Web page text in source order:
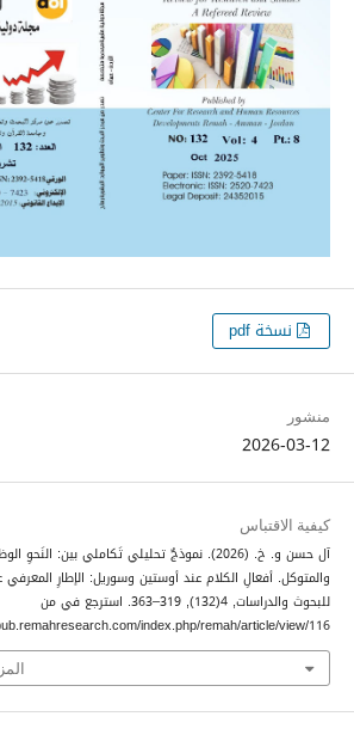
نسخة pdf
منشور
2026-03-12
كيفية الاقتباس
آل حسن و. خ. (2026). نموذجٌ تحليلي تَكاملي بين:
والمتوكل. أفعالِ الكلام عند أوستين وسوريل: الإطارِ
للبحوث والدراسات,
4
(132), 319–363. استرجع في من
index.php/remah/article/view/116